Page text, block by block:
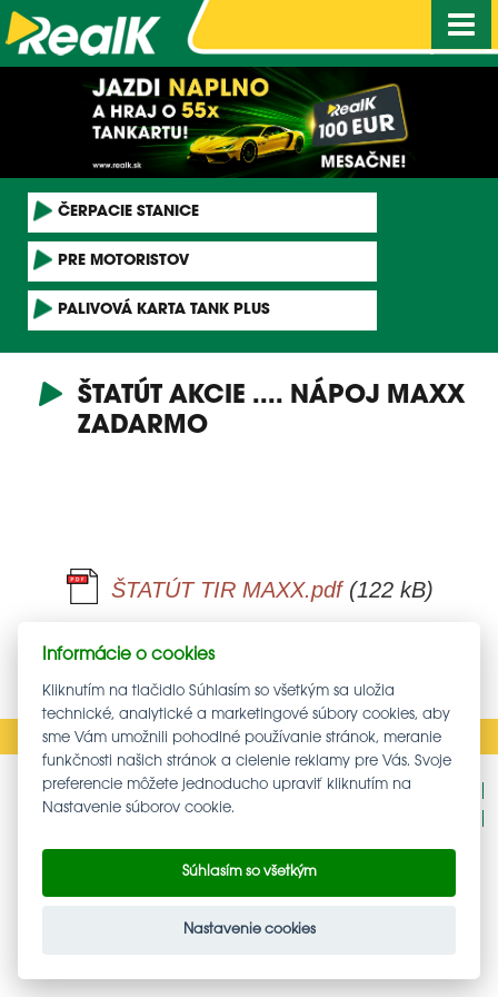
ČERPACIE STANICE
PRE MOTORISTOV
PALIVOVÁ KARTA TANK PLUS
ŠTATÚT AKCIE .... NÁPOJ MAXX
ZADARMO
ŠTATÚT TIR MAXX.pdf(122 kB)
SPÄŤ
Podnety - oznámenia protispoločenskej činnosti
NASTAVENIE COOKIES
Informácie o cookies
Kliknutím na tlačidlo Súhlasím so všetkým sa uložia
technické, analytické a marketingové súbory cookies, aby
sme Vám umožnili pohodlné používanie stránok, meranie
funkčnosti našich stránok a cielenie reklamy pre Vás. Svoje
preferencie môžete jednoducho upraviť kliknutím na
Nastavenie súborov cookie.
Súhlasím so všetkým
Nastavenie cookies